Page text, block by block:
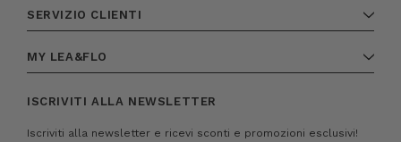
SERVIZIO CLIENTI
MY LEA&FLO
ISCRIVITI ALLA NEWSLETTER
Iscriviti alla newsletter e ricevi sconti e promozioni esclusivi!